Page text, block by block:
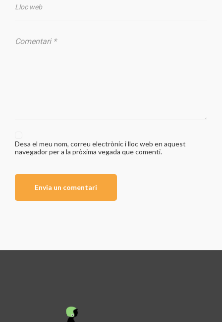
Desa el meu nom, correu electrònic i lloc web en aquest
navegador per a la pròxima vegada que comenti.